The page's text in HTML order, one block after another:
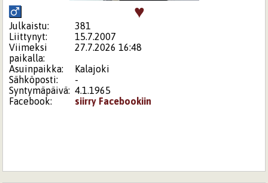
♥
Julkaistu:
381
Liittynyt:
15.7.2007
Viimeksi
paikalla:
27.7.2026 16:48
Asuinpaikka:
Kalajoki
Sähköposti:
-
Syntymäpäivä: 4.1.1965
Facebook:
siirry Facebookiin